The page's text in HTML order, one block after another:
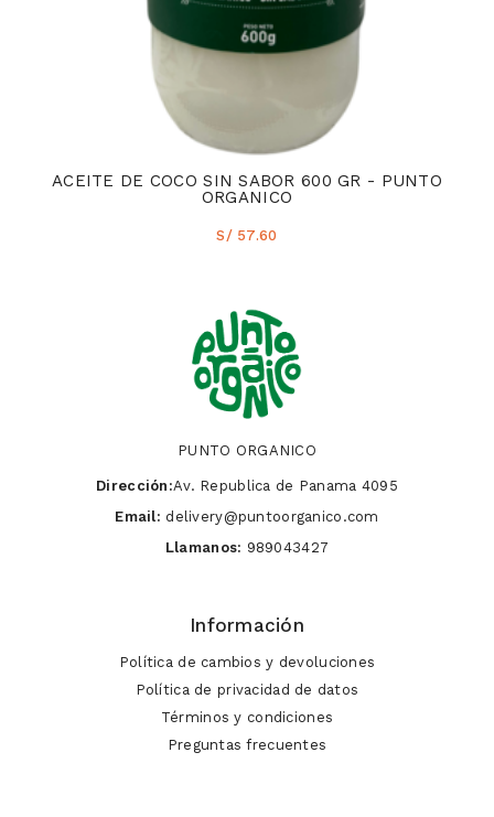
ACEITE DE COCO SIN SABOR 600 GR - PUNTO
ORGANICO
S/ 57.60
PUNTO ORGANICO
Dirección:Av. Republica de Panama 4095
Email: delivery@puntoorganico.com
Llamanos: 989043427
Información
Política de cambios y devoluciones
Política de privacidad de datos
Términos y condiciones
Preguntas frecuentes